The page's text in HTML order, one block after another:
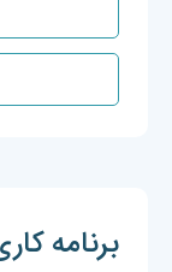
برنامه